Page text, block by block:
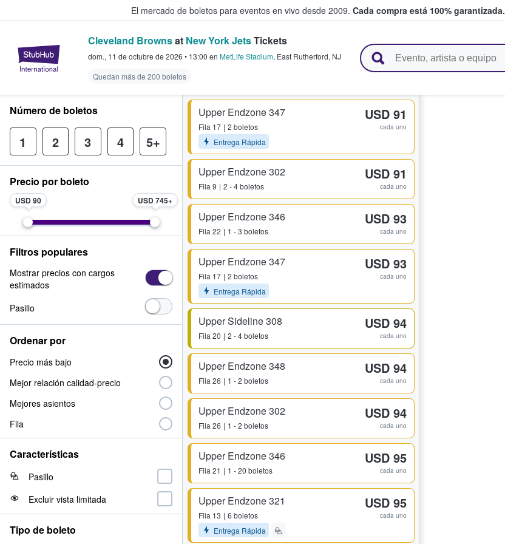
El mercado de boletos para eventos en vivo desde 2009. Cada compra está 100% garantizada.
StubHub: donde los fans compran y venden boletos
Cleveland Brownsat New York JetsTickets
dom., 11 de octubre de 2026 • 13:00 en MetLife Stadium, East Rutherford, NJ
Quedan más de 200 boletos
Upper Endzone 347
Fila 17
2 boletos
Entrega Rápida
USD 91
cada uno
Upper Endzone 302
Fila 9 2 - 4 boletos
USD 91
cada uno
Upper Endzone 346
Fila 22 1 - 3 boletos
USD 93
cada uno
Upper Endzone 347
Fila 17
2 boletos
Entrega Rápida
USD 93
cada uno
Upper Sideline 308
Fila 20 2 - 4 boletos
USD 94
cada uno
Upper Endzone 348
Fila 26 1 - 2 boletos
USD 94
cada uno
Upper Endzone 302
Fila 26 1 - 2 boletos
USD 94
cada uno
Upper Endzone 346
Fila 21 1 - 20 boletos
USD 95
cada uno
Upper Endzone 321
Fila 13
6 boletos
Entrega Rápida
USD 95
cada uno
Número de boletos
1 2 3 4 5+
Precio por boleto
USD 90 USD 745
Filtros populares
Mostrar precios con cargos
estimados
Pasillo
Ordenar por
Precio más bajo
Mejor relación calidad-precio
Mejores asientos
Fila
Características
Pasillo
Excluir vista limitada
Tipo de boleto